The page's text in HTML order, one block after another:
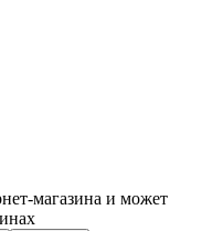
магазина и может